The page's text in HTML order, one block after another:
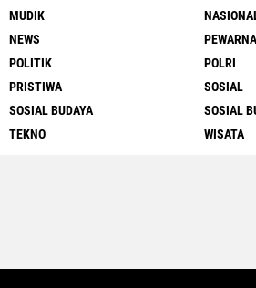
MUDIK
NEWS
POLITIK
POLRI
PRISTIWA
SOSIAL
SOSIAL BUDAYA
SOSIAL
TEKNO
WISATA